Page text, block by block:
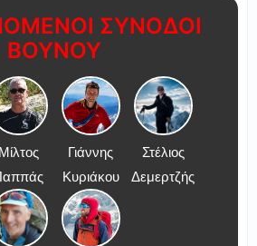
ΣΥΝΟΔΟΙ
ΒΟΥΝΟΥ
Μίλτος
Γιάννης
Κυριάκου
Στέλιος
Δεμερτζής